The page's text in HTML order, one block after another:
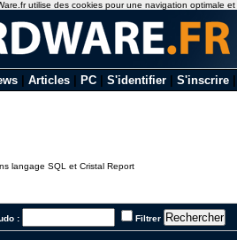
Articles PC S'identifier S'inscrire
langage SQL et Cristal Report
: Filtrer
utilise des cookies pour une navigation optimale